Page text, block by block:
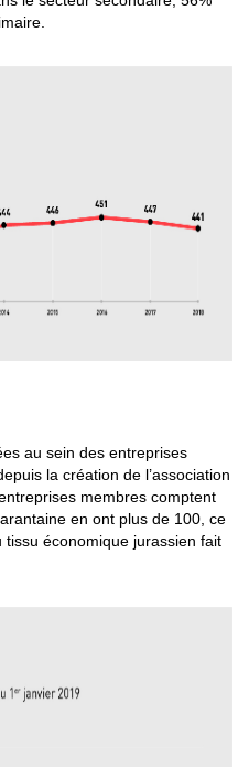
au sein des entreprises
la création de l’association
membres comptent
en ont plus de 100, ce
économique jurassien fait